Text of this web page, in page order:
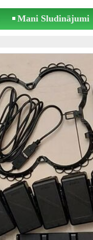
Mani Sludinājumi